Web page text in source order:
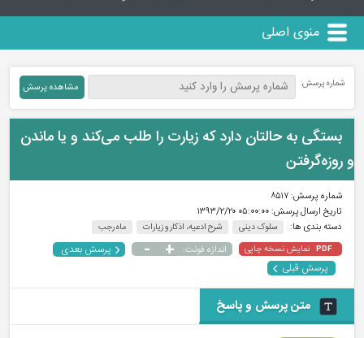
منوی اصلی
شماره پرسش:
بستگی به حالتان دارد که زیارت را طلب می‌کند و یا ماندن
و روزه‌گرفتن
شماره پرسش:۸۵۱۷
تاریخ ارسال پرسش:۰۵:۰۰:۰۰ ۱۳۹۳/۲/۲۰
دسته بندی ها:
سلوک دینی شرح ادعیه، اذکار و زیارات ماه رجب
PDF نمایش نسخه چاپی اندازه فونت: +
-
پرسش بعدی
پرسش قبلی
متن پرسش و پاسخ